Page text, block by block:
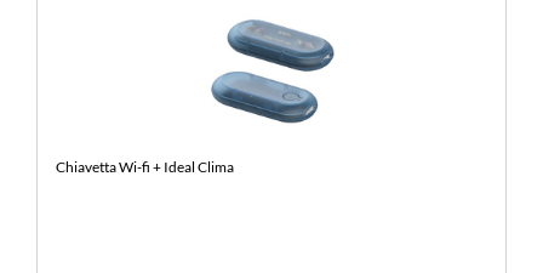
Chiavetta Wi-fi + Ideal Clima